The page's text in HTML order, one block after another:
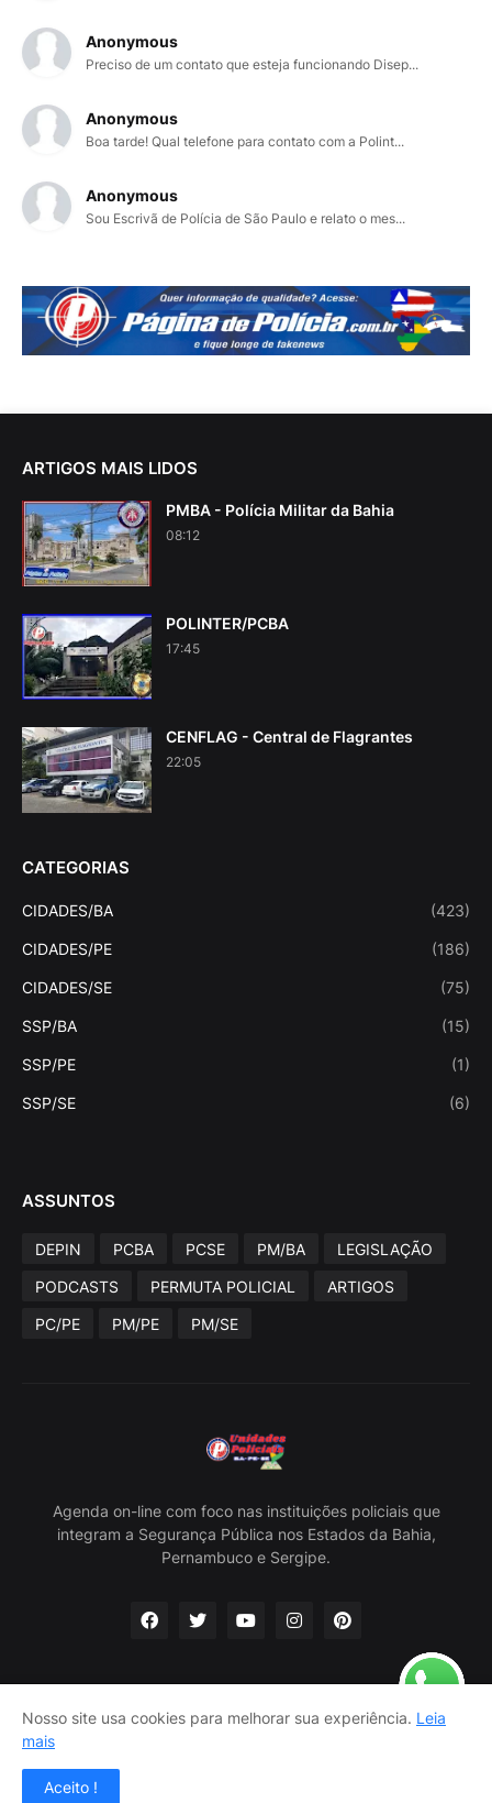
Anonymous
Preciso de um contato que esteja funcionando Disep...
Anonymous
Boa tarde! Qual telefone para contato com a Polint...
Anonymous
Sou Escrivã de Polícia de São Paulo e relato o mes...
ARTIGOS MAIS LIDOS
PMBA - Polícia Militar da Bahia
08:12
POLINTER/PCBA
17:45
CENFLAG - Central de Flagrantes
22:05
CATEGORIAS
CIDADES/BA (423)
CIDADES/PE (186)
CIDADES/SE (75)
SSP/BA (15)
SSP/PE (1)
SSP/SE (6)
ASSUNTOS
DEPIN PCBA PCSE PM/BA
LEGISLAÇÃO
PODCASTS
PERMUTA POLICIAL
ARTIGOS
PC/PE
PM/PE PM/SE
Agenda on-line com foco nas instituições policiais que
integram a Segurança Pública nos Estados da Bahia,
Pernambuco e Sergipe.
Home Sobre Nós Política Privacidade
Contato
Nosso site usa cookies para melhorar sua experiência. Leia
mais
Aceito !